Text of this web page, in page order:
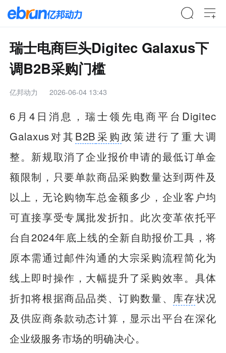
瑞士电商巨头Digitec Galaxus下
调B2B采购门槛
亿邦动力 2026-06-04 13:43
6月4日消息，瑞士领先电商平台Digitec
Galaxus对其B2B 采购政策进行了重大调
整。新规取消了企业报价申请的最低订单金
额限制，只要单款商品采购数量达到两件及
以上，无论购物车总金额多少，企业客户均
可直接享受专属批发折扣。此次变革依托平
台自2024年底上线的全新自助报价工具，将
原本需通过邮件沟通的大宗采购流程简化为
线上即时操作，大幅提升了采购效率。具体
折扣将根据商品品类、订购数量、 库存状况
及供应商条款动态计算，显示出平台在深化
企业级服务市场的明确决心。